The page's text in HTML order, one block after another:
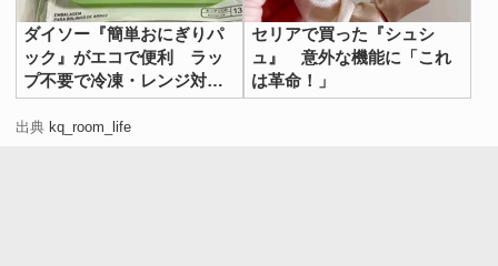
ダイソー『簡単おにぎりパ
ック』がエコで便利 ラッ
プ不要で冷凍・レンジ対応
も最高だった
セリアで買った『シュシ
ュ』 意外な機能に「これ
は革命！」
出典 kq_room_life